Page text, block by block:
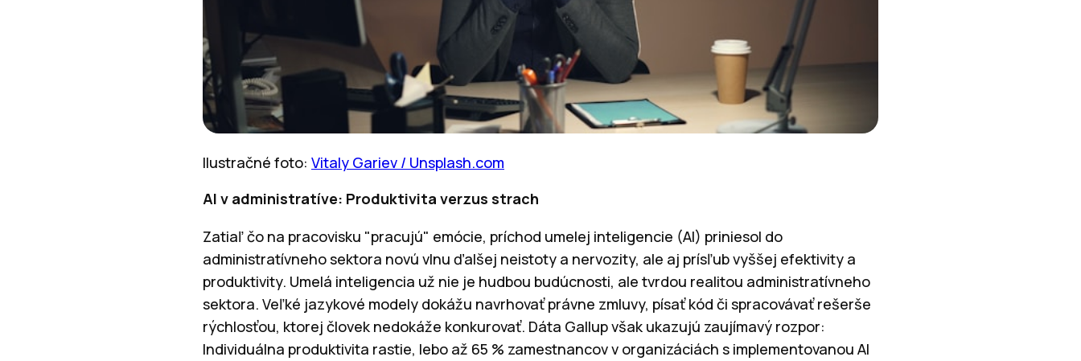
Ilustračné foto: Vitaly Gariev / Unsplash.com
AI v administratíve: Produktivita verzus strach
Zatiaľ čo na pracovisku "pracujú" emócie, príchod umelej inteligencie (AI) priniesol do
administratívneho sektora novú vlnu ďalšej neistoty a nervozity, ale aj prísľub vyššej efektivity a
produktivity. Umelá inteligencia už nie je hudbou budúcnosti, ale tvrdou realitou administratívneho
sektora. Veľké jazykové modely dokážu navrhovať právne zmluvy, písať kód či spracovávať rešerše
rýchlosťou, ktorej človek nedokáže konkurovať. Dáta Gallup však ukazujú zaujímavý rozpor:
Individuálna produktivita rastie, lebo až 65 % zamestnancov v organizáciách s implementovanou AI